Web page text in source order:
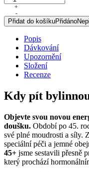
žena
45+,
porcovaná
množství
+
-
Přidat do košíkuPřidáno
Popis
Dávkování
Upozornění
Složení
Recenze
Kdy pít
Objevte svou novou
doušku. Období po 45.
své plné moudrosti a síly.
speciální péči a jemné
45+ jsme sestavili přesně
který prochází